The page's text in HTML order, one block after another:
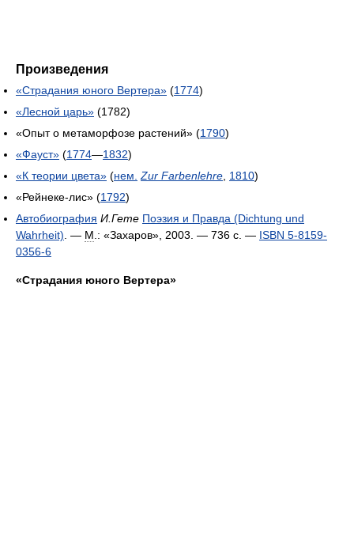
Произведения
«Страдания юного Вертера» (1774)
«Лесной царь» (1782)
«Опыт о метаморфозе растений» (1790)
«Фауст» (1774—1832)
«К теории цвета» (нем. Zur Farbenlehre, 1810)
«Рейнеке-лис» (1792)
Автобиография И.Гете Поэзия и Правда (Dichtung und
Wahrheit). — М.: «Захаров», 2003. — 736 с. — ISBN 5-8159-
0356-6
«Страдания юного Вертера»